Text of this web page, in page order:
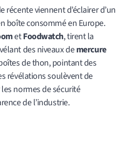
récente viennent d’éclairer d’un
boîte consommé en Europe.
etFoodwatch, tirent la
des niveaux demercure
de thon, pointant des
révélations soulèvent de
normes de sécurité
de l’industrie.